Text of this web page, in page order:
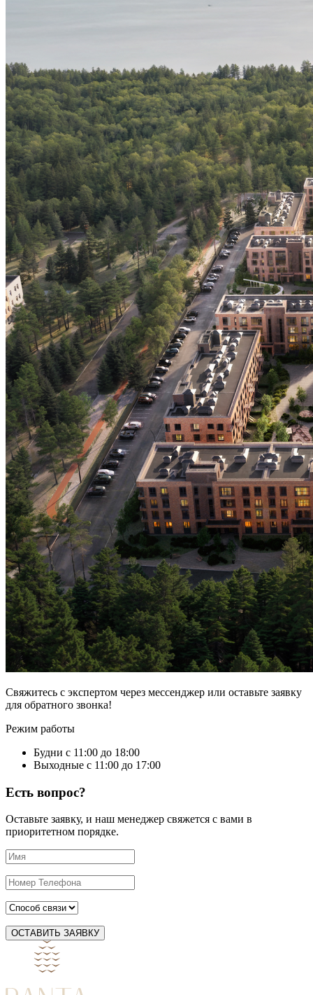
Свяжитесь с экспертом через мессенджер или оставьте заявку
для обратного звонка!
Режим работы
Будни с 11:00 до 18:00
Выходные с 11:00 до 17:00
Есть вопрос?
Оставьте заявку, и наш менеджер свяжется с вами в
приоритетном порядке.
ОСТАВИТЬ ЗАЯВКУ